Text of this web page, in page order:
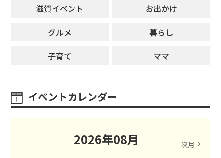
滋賀イベント
お出かけ
グルメ
暮らし
子育て
ママ
イベントカレンダー
2026年08月 次月